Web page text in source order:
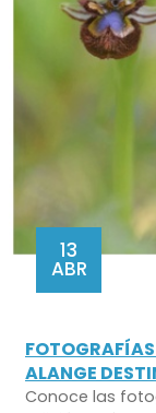
13
ABR
ALANGE
Conoce las